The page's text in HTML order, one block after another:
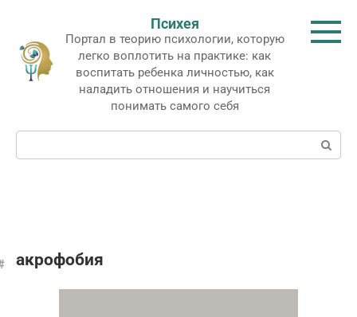
контенту
Психея
Портал в теорию психологии, которую
легко воплотить на практике: как
воспитать ребенка личностью, как
наладить отношения и научиться
понимать самого себя
Поиск:
акрофобия